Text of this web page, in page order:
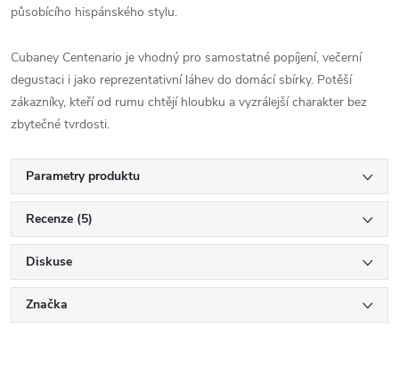
působícího hispánského stylu.
Cubaney Centenario je vhodný pro samostatné popíjení, večerní
degustaci i jako reprezentativní láhev do domácí sbírky. Potěší
zákazníky, kteří od rumu chtějí hloubku a vyzrálejší charakter bez
zbytečné tvrdosti.
Parametry produktu
Recenze (5)
Diskuse
Značka